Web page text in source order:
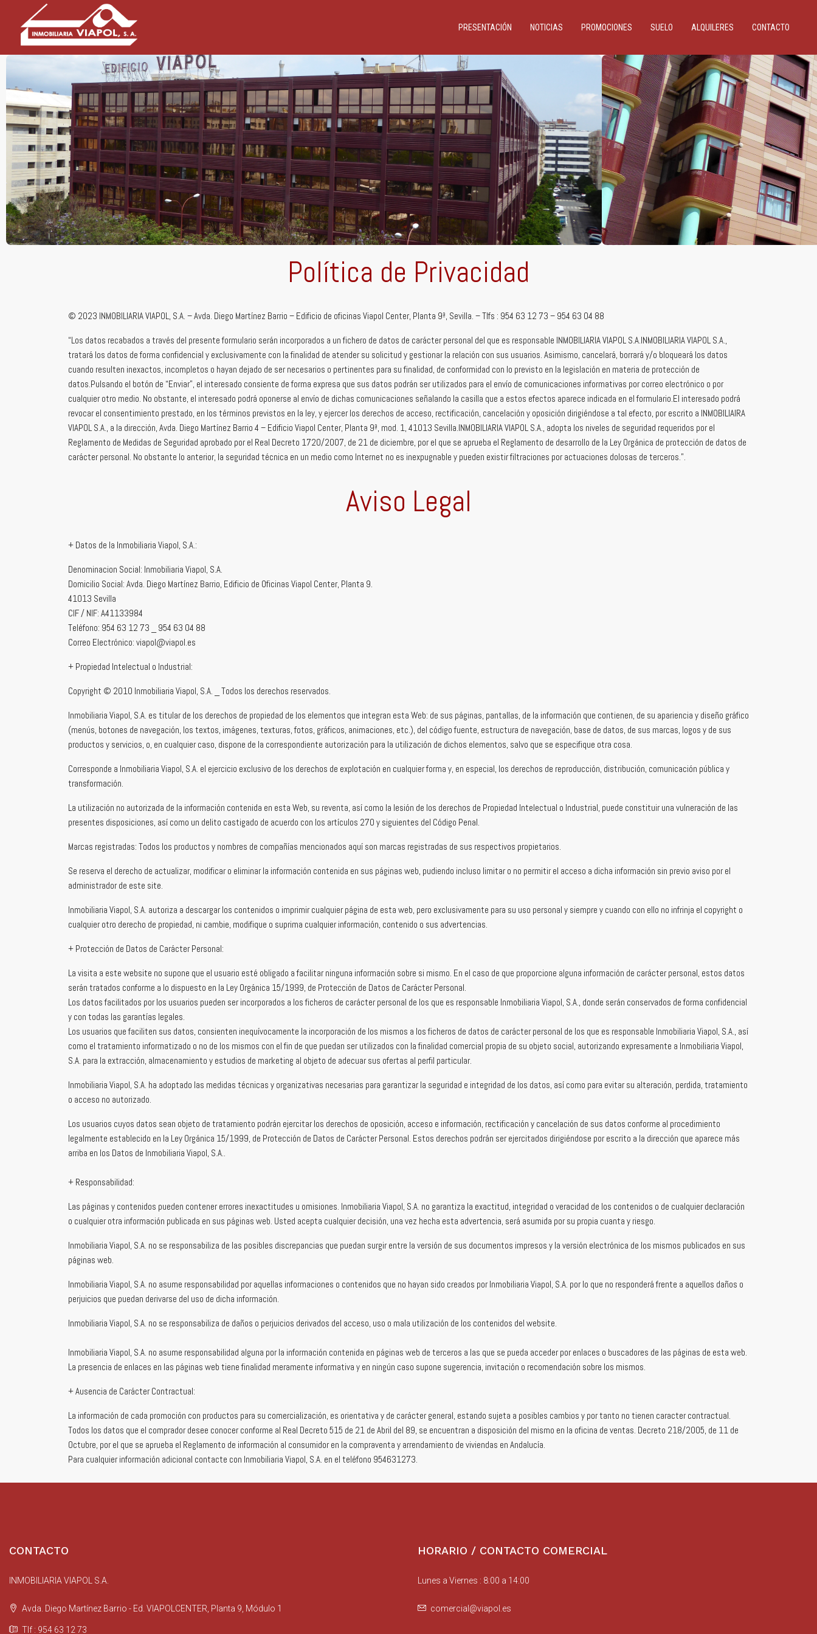
PRESENTACIÓN NOTICIAS PROMOCIONES SUELO ALQUILERES CONTACTO
Política de Privacidad
© 2023 INMOBILIARIA VIAPOL, S.A. – Avda. Diego Martínez Barrio – Edificio de oficinas Viapol Center, Planta 9ª, Sevilla. – Tlfs : 954 63 12 73 – 954 63 04 88
“Los datos recabados a través del presente formulario serán incorporados a un fichero de datos de carácter personal del que es responsable INMOBILIARIA VIAPOL S.A.INMOBILIARIA VIAPOL S.A.,
tratará los datos de forma confidencial y exclusivamente con la finalidad de atender su solicitud y gestionar la relación con sus usuarios. Asimismo, cancelará, borrará y/o bloqueará los datos
cuando resulten inexactos, incompletos o hayan dejado de ser necesarios o pertinentes para su finalidad, de conformidad con lo previsto en la legislación en materia de protección de
datos.Pulsando el botón de “Enviar”, el interesado consiente de forma expresa que sus datos podrán ser utilizados para el envío de comunicaciones informativas por correo electrónico o por
cualquier otro medio. No obstante, el interesado podrá oponerse al envío de dichas comunicaciones señalando la casilla que a estos efectos aparece indicada en el formulario.El interesado podrá
revocar el consentimiento prestado, en los términos previstos en la ley, y ejercer los derechos de acceso, rectificación, cancelación y oposición dirigiéndose a tal efecto, por escrito a INMOBILIAIRA
VIAPOL S.A., a la dirección, Avda. Diego Martínez Barrio 4 – Edificio Viapol Center, Planta 9ª, mod. 1, 41013 Sevilla.INMOBILIARIA VIAPOL S.A., adopta los niveles de seguridad requeridos por el
Reglamento de Medidas de Seguridad aprobado por el Real Decreto 1720/2007, de 21 de diciembre, por el que se aprueba el Reglamento de desarrollo de la Ley Orgánica de protección de datos de
carácter personal. No obstante lo anterior, la seguridad técnica en un medio como Internet no es inexpugnable y pueden existir filtraciones por actuaciones dolosas de terceros.”.
Aviso Legal
+ Datos de la Inmobiliaria Viapol, S.A.:
Denominacion Social: Inmobiliaria Viapol, S.A.
Domicilio Social: Avda. Diego Martínez Barrio, Edificio de Oficinas Viapol Center, Planta 9.
41013 Sevilla
CIF / NIF: A41133984
Teléfono: 954 63 12 73 _ 954 63 04 88
Correo Electrónico: viapol@viapol.es
+ Propiedad Intelectual o Industrial:
Copyright © 2010 Inmobiliaria Viapol, S.A. _ Todos los derechos reservados.
Inmobiliaria Viapol, S.A. es titular de los derechos de propiedad de los elementos que integran esta Web: de sus páginas, pantallas, de la información que contienen, de su apariencia y diseño gráfico
(menús, botones de navegación, los textos, imágenes, texturas, fotos, gráficos, animaciones, etc.), del código fuente, estructura de navegación, base de datos, de sus marcas, logos y de sus
productos y servicios, o, en cualquier caso, dispone de la correspondiente autorización para la utilización de dichos elementos, salvo que se especifique otra cosa.
Corresponde a Inmobiliaria Viapol, S.A. el ejercicio exclusivo de los derechos de explotación en cualquier forma y, en especial, los derechos de reproducción, distribución, comunicación pública y
transformación.
La utilización no autorizada de la información contenida en esta Web, su reventa, así como la lesión de los derechos de Propiedad Intelectual o Industrial, puede constituir una vulneración de las
presentes disposiciones, así como un delito castigado de acuerdo con los artículos 270 y siguientes del Código Penal.
Marcas registradas: Todos los productos y nombres de compañías mencionados aquí son marcas registradas de sus respectivos propietarios.
Se reserva el derecho de actualizar, modificar o eliminar la información contenida en sus páginas web, pudiendo incluso limitar o no permitir el acceso a dicha información sin previo aviso por el
administrador de este site.
Inmobiliaria Viapol, S.A. autoriza a descargar los contenidos o imprimir cualquier página de esta web, pero exclusivamente para su uso personal y siempre y cuando con ello no infrinja el copyright o
cualquier otro derecho de propiedad, ni cambie, modifique o suprima cualquier información, contenido o sus advertencias.
+ Protección de Datos de Carácter Personal:
La visita a este website no supone que el usuario esté obligado a facilitar ninguna información sobre si mismo. En el caso de que proporcione alguna información de carácter personal, estos datos
serán tratados conforme a lo dispuesto en la Ley Orgánica 15/1999, de Protección de Datos de Carácter Personal.
Los datos facilitados por los usuarios pueden ser incorporados a los ficheros de carácter personal de los que es responsable Inmobiliaria Viapol, S.A., donde serán conservados de forma confidencial
y con todas las garantías legales.
Los usuarios que faciliten sus datos, consienten inequívocamente la incorporación de los mismos a los ficheros de datos de carácter personal de los que es responsable Inmobiliaria Viapol, S.A., así
como el tratamiento informatizado o no de los mismos con el fin de que puedan ser utilizados con la finalidad comercial propia de su objeto social, autorizando expresamente a Inmobiliaria Viapol,
S.A. para la extracción, almacenamiento y estudios de marketing al objeto de adecuar sus ofertas al perfil particular.
Inmobiliaria Viapol, S.A. ha adoptado las medidas técnicas y organizativas necesarias para garantizar la seguridad e integridad de los datos, así como para evitar su alteración, perdida, tratamiento
o acceso no autorizado.
Los usuarios cuyos datos sean objeto de tratamiento podrán ejercitar los derechos de oposición, acceso e información, rectificación y cancelación de sus datos conforme al procedimiento
legalmente establecido en la Ley Orgánica 15/1999, de Protección de Datos de Carácter Personal. Estos derechos podrán ser ejercitados dirigiéndose por escrito a la dirección que aparece más
arriba en los Datos de Inmobiliaria Viapol, S.A..
+ Responsabilidad:
Las páginas y contenidos pueden contener errores inexactitudes u omisiones. Inmobiliaria Viapol, S.A. no garantiza la exactitud, integridad o veracidad de los contenidos o de cualquier declaración
o cualquier otra información publicada en sus páginas web. Usted acepta cualquier decisión, una vez hecha esta advertencia, será asumida por su propia cuanta y riesgo.
Inmobiliaria Viapol, S.A. no se responsabiliza de las posibles discrepancias que puedan surgir entre la versión de sus documentos impresos y la versión electrónica de los mismos publicados en sus
páginas web.
Inmobiliaria Viapol, S.A. no asume responsabilidad por aquellas informaciones o contenidos que no hayan sido creados por Inmobiliaria Viapol, S.A. por lo que no responderá frente a aquellos daños o
perjuicios que puedan derivarse del uso de dicha información.
Inmobiliaria Viapol, S.A. no se responsabiliza de daños o perjuicios derivados del acceso, uso o mala utilización de los contenidos del website.
Inmobiliaria Viapol, S.A. no asume responsabilidad alguna por la información contenida en páginas web de terceros a las que se pueda acceder por enlaces o buscadores de las páginas de esta web.
La presencia de enlaces en las páginas web tiene finalidad meramente informativa y en ningún caso supone sugerencia, invitación o recomendación sobre los mismos.
+ Ausencia de Carácter Contractual:
La información de cada promoción con productos para su comercialización, es orientativa y de carácter general, estando sujeta a posibles cambios y por tanto no tienen caracter contractual.
Todos los datos que el comprador desee conocer conforme al Real Decreto 515 de 21 de Abril del 89, se encuentran a disposición del mismo en la oficina de ventas. Decreto 218/2005, de 11 de
Octubre, por el que se aprueba el Reglamento de información al consumidor en la compraventa y arrendamiento de viviendas en Andalucía.
Para cualquier información adicional contacte con Inmobiliaria Viapol, S.A. en el teléfono 954631273.
CONTACTO
INMOBILIARIA VIAPOL S.A.
Avda. Diego Martínez Barrio - Ed. VIAPOLCENTER, Planta 9, Módulo 1
Tlf : 954 63 12 73
HORARIO / CONTACTO COMERCIAL
Lunes a Viernes : 8:00 a 14:00
comercial@viapol.es